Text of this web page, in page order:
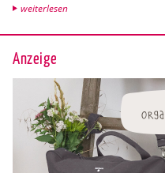
wei­ter­le­sen
Anzeige